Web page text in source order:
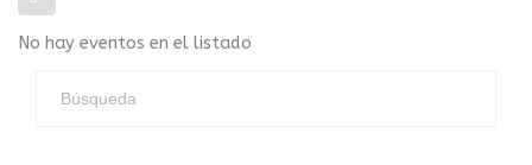
No hay eventos en el listado